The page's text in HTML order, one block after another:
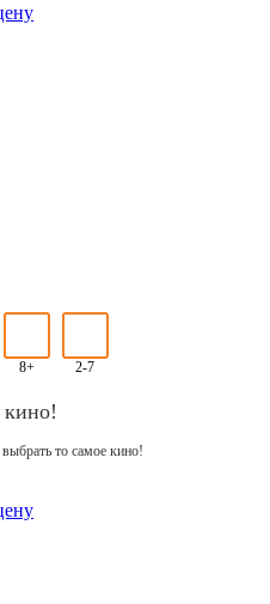
8+ 2-7
то самое кино!